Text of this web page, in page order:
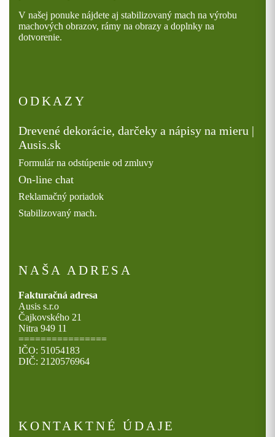
V našej ponuke nájdete aj stabilizovaný mach na výrobu
machových obrazov, rámy na obrazy a doplnky na
dotvorenie.
ODKAZY
Drevené dekorácie, darčeky a nápisy na mieru |
Ausis.sk
Formulár na odstúpenie od zmluvy
On-line chat
Reklamačný poriadok
Stabilizovaný mach.
NAŠA ADRESA
Fakturačná adresa
Ausis s.r.o
Čajkovského 21
Nitra 949 11
================
IČO: 51054183
DIČ: 2120576964
KONTAKTNÉ ÚDAJE